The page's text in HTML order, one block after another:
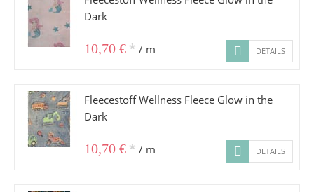
Dark
10,70 € * / m DETAILS
Fleecestoff Wellness Fleece Glow in the
Dark
10,70 € * / m DETAILS